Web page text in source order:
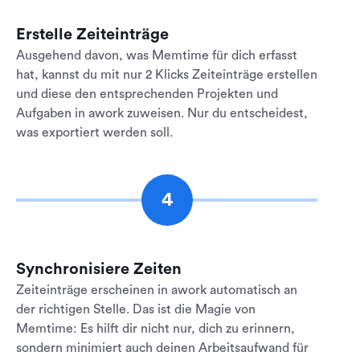
Erstelle Zeiteinträge
Ausgehend davon, was Memtime für dich erfasst
hat, kannst du mit nur 2 Klicks Zeiteinträge erstellen
und diese den entsprechenden Projekten und
Aufgaben in awork zuweisen. Nur du entscheidest,
was exportiert werden soll.
4
Synchronisiere Zeiten
Zeiteinträge erscheinen in awork automatisch an
der richtigen Stelle. Das ist die Magie von
Memtime: Es hilft dir nicht nur, dich zu erinnern,
sondern minimiert auch deinen Arbeitsaufwand für